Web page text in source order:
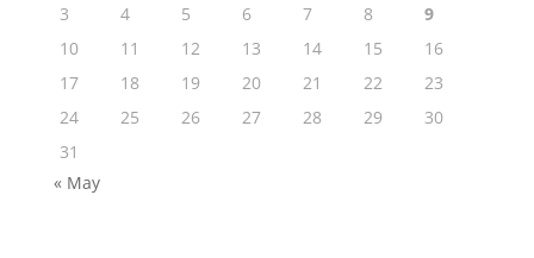
3
4 5 6 7 8
9
10
11 12 13 14 15
16
17
18 19 20 21 22
23
24
25 26 27 28 29
30
31
« May